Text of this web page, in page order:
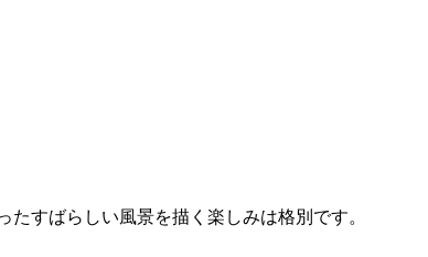
すばらしい風景を描く楽しみは格別です。